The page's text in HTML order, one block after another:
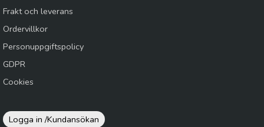
Frakt och leverans
Ordervillkor
Personuppgiftspolicy
GDPR
Cookies
Logga in /Kundansökan